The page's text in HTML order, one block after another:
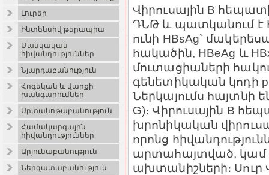
Լուրեր
Ինտենսիվ թերապիա
Մանկական
հիվանդություններ
Նյարդաբանություն
Հոգեկան և վարքի
խանգարումներ
Սրտանոթաբանություն
Համակարգային
հիվանդություններ
Արյունաբանություն
Ներզատաբանություն
Վիրուսային B
ԴՆԹ և պատկանում է
ունի HBsAg`
հակածին, HBeAg և
մուտացիաների
գենետիկական կոդի
Ներկայումս հայտնի
G)։ Վիրուսային B
խրոնիկական
որոնց
արտահայտված, կամ
ախտանիշների։ Սուր